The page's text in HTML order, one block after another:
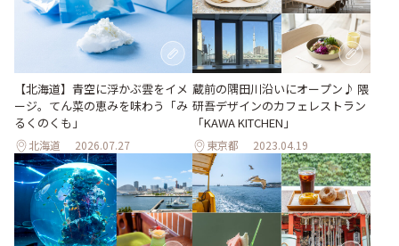
【北海道】青空に浮かぶ雲をイメ
ージ。てん菜の恵みを味わう「み
るくのくも」
北海道 2026.07.27
蔵前の隅田川沿いにオープン♪ 隈
研吾デザインのカフェレストラン
「KAWA KITCHEN」
東京都 2023.04.19